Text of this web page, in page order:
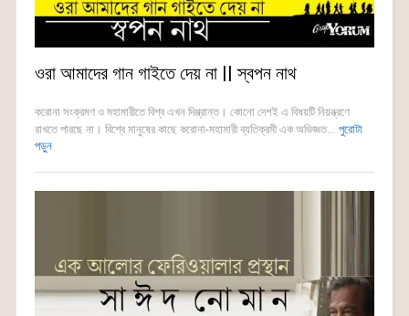
ওরা আমাদের গান গাইতে দেয় না || স্বপন নাথ
করোনা সংক্রমণ ও মহামারীতে বিশ্ব এখন দিগ্ভ্রান্ত। কোনো দেশই এ বিষয়টি নিয়ন্ত্রণে
রাখতে পারছে না। বিশ্বে মানুষের কাছে করোনা-মহামারী ব্যতিক্রমী এক অভিজ্ঞত... পুরোটা
পড়ুন